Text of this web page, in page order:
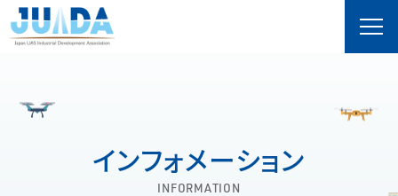
インフォメーション
INFORMATION